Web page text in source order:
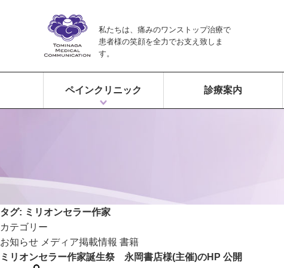
私たちは、痛みのワンストップ治療で
患者様の笑顔を全力でお支え致しま
す。
ペインクリニック 診療案内
タグ: ミリオンセラー作家
カテゴリー
お知らせ メディア掲載情報 書籍
ミリオンセラー作家誕生祭 永岡書店様(主催)のHP 公開